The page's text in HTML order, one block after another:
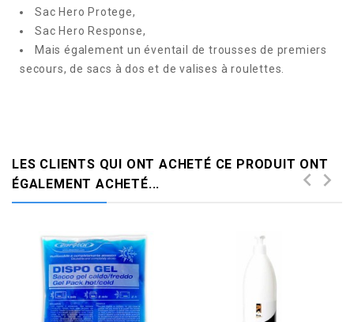
Sac Hero Protege,
Sac Hero Response,
Mais également un éventail de trousses de premiers
secours, de sacs à dos et de valises à roulettes.
LES CLIENTS QUI ONT ACHETÉ CE PRODUIT ONT
ÉGALEMENT ACHETÉ...